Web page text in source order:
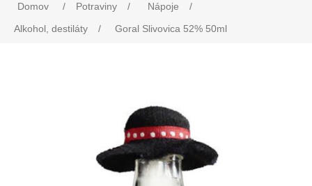
Domov / Potraviny / Nápoje
/
Alkohol, destiláty
/ Goral Slivovica 52% 50ml